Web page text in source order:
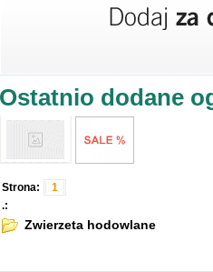
Ostatnio dodane
Strona:
1
.:
Zwierzeta hodowlane